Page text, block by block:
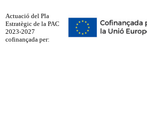
Actuació del Pla
Estratègic de la PAC
2023-2027
cofinançada per: